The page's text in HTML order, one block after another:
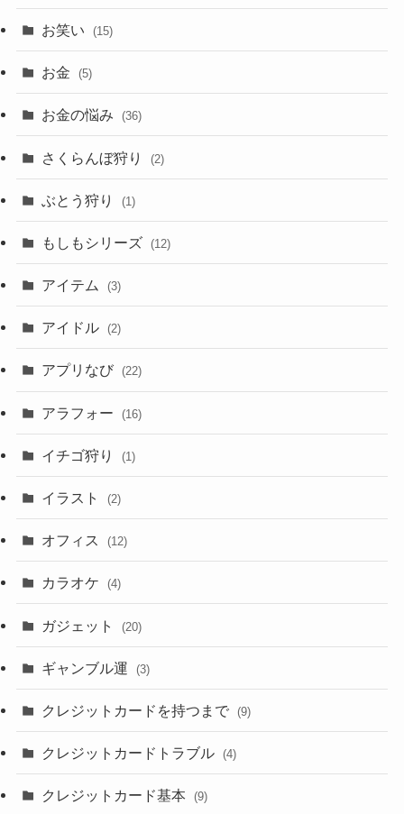
お笑い (15)
お金 (5)
お金の悩み (36)
さくらんぼ狩り (2)
ぶとう狩り (1)
もしもシリーズ (12)
アイテム (3)
アイドル (2)
アプリなび (22)
アラフォー (16)
イチゴ狩り (1)
イラスト (2)
オフィス (12)
カラオケ (4)
ガジェット (20)
ギャンブル運 (3)
クレジットカードを持つまで (9)
クレジットカードトラブル (4)
クレジットカード基本 (9)